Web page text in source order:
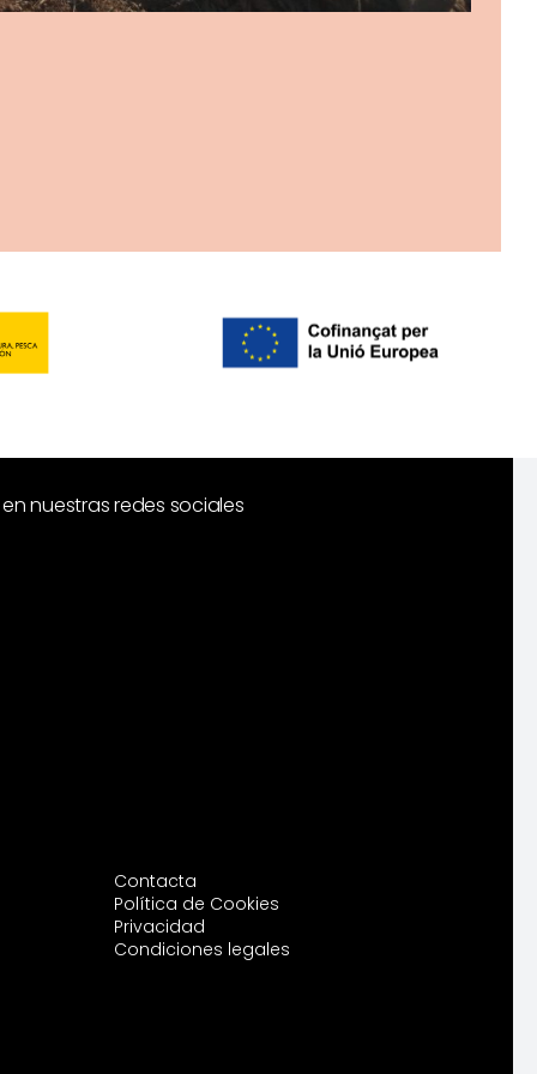
en nuestras redes sociales
Contacta
Política de Cookies
Privacidad
Condiciones legales